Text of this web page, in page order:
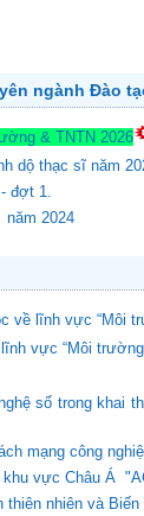
ngành Đào
& TNTN 2026
dộ thạc sĩ năm
đợt 1.
năm 2024
về lĩnh vực “Môi
vực “Môi
số trong khai
mạng công
vực Châu Á
nhiên và Biến